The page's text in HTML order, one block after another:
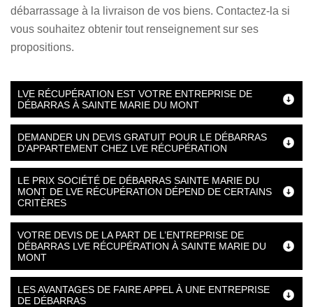
débarrassage à la livraison de vos biens. Contactez-la si
vous souhaitez obtenir tout renseignement sur ses
propositions.
LVE RÉCUPÉRATION EST VOTRE ENTREPRISE DE
DÉBARRAS À SAINTE MARIE DU MONT
DEMANDER UN DEVIS GRATUIT POUR LE DÉBARRAS
D'APPARTEMENT CHEZ LVE RÉCUPÉRATION
LE PRIX SOCIÉTÉ DE DÉBARRAS SAINTE MARIE DU
MONT DE LVE RÉCUPÉRATION DÉPEND DE CERTAINS
CRITÈRES
VOTRE DEVIS DE LA PART DE L’ENTREPRISE DE
DÉBARRAS LVE RÉCUPÉRATION À SAINTE MARIE DU
MONT
LES AVANTAGES DE FAIRE APPEL À UNE ENTREPRISE
DE DÉBARRAS